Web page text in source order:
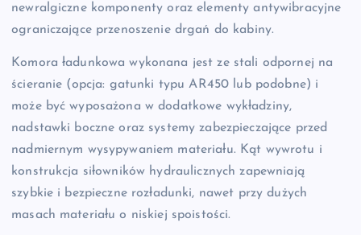
newralgiczne komponenty oraz elementy antywibracyjne
ograniczające przenoszenie drgań do kabiny.
Komora ładunkowa wykonana jest ze stali odpornej na
ścieranie (opcja: gatunki typu AR450 lub podobne) i
może być wyposażona w dodatkowe wykładziny,
nadstawki boczne oraz systemy zabezpieczające przed
nadmiernym wysypywaniem materiału. Kąt wywrotu i
konstrukcja siłowników hydraulicznych zapewniają
szybkie i bezpieczne rozładunki, nawet przy dużych
masach materiału o niskiej spoistości.